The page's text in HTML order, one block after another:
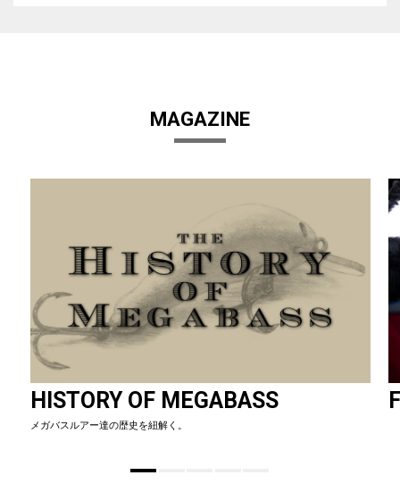
MAGAZINE
HISTORY OF MEGABASS
メガバスルアー達の歴史を紐解く。